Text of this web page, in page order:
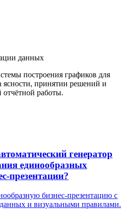
данных
построения графиков для
ясности, принятии решений и
отчётной работы.
генератор
единообразных
презентации?
бизнес-презентацию с
и визуальными правилами.